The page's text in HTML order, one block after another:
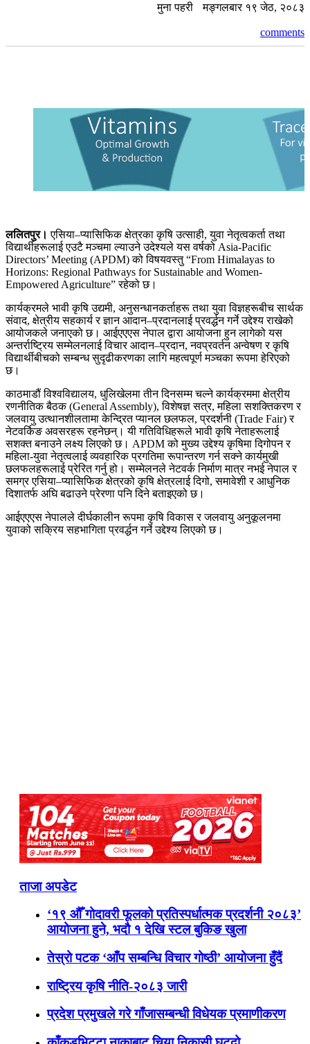
मुना पहरी मङ्गलबार १९ जेठ, २०८३
comments
ललितपुर। एसिया–प्यासिफिक क्षेत्रका कृषि उत्साही, युवा नेतृत्वकर्ता तथा
विद्यार्थीहरूलाई एउटै मञ्चमा ल्याउने उदेश्यले यस वर्षको Asia-Pacific
Directors’ Meeting (APDM) को विषयवस्तु “From Himalayas to
Horizons: Regional Pathways for Sustainable and Women-
Empowered Agriculture” रहेको छ।
कार्यक्रमले भावी कृषि उद्यमी, अनुसन्धानकर्ताहरू तथा युवा विज्ञहरूबीच सार्थक
संवाद, क्षेत्रीय सहकार्य र ज्ञान आदान–प्रदानलाई प्रवर्द्धन गर्ने उद्देश्य राखेको
आयोजकले जनाएको छ। आईएएएस नेपाल द्वारा आयोजना हुन लागेको यस
अन्तर्राष्ट्रिय सम्मेलनलाई विचार आदान–प्रदान, नवप्रवर्तन अन्वेषण र कृषि
विद्यार्थीबीचको सम्बन्ध सुदृढीकरणका लागि महत्वपूर्ण मञ्चका रूपमा हेरिएको
छ।
काठमाडौं विश्वविद्यालय, धुलिखेलमा तीन दिनसम्म चल्ने कार्यक्रममा क्षेत्रीय
रणनीतिक बैठक (General Assembly), विशेषज्ञ सत्र, महिला सशक्तिकरण र
जलवायु उत्थानशीलतामा केन्द्रित प्यानल छलफल, प्रदर्शनी (Trade Fair) र
नेटवर्किङ अवसरहरू रहनेछन्। यी गतिविधिहरूले भावी कृषि नेताहरूलाई
सशक्त बनाउने लक्ष्य लिएको छ। APDM को मुख्य उद्देश्य कृषिमा दिगोपन र
महिला-युवा नेतृत्वलाई व्यवहारिक प्रगतिमा रूपान्तरण गर्न सक्ने कार्यमुखी
छलफलहरूलाई प्रेरित गर्नु हो। सम्मेलनले नेटवर्क निर्माण मात्र नभई नेपाल र
समग्र एसिया–प्यासिफिक क्षेत्रको कृषि क्षेत्रलाई दिगो, समावेशी र आधुनिक
दिशातर्फ अघि बढाउने प्रेरणा पनि दिने बताइएको छ।
आईएएएस नेपालले दीर्घकालीन रूपमा कृषि विकास र जलवायु अनुकूलनमा
युवाको सक्रिय सहभागिता प्रवर्द्धन गर्ने उद्देश्य लिएको छ।
ताजा अपडेट
‘१९ औँ गोदावरी फूलको प्रतिस्पर्धात्मक प्रदर्शनी २०८३’
आयोजना हुने, भदौ १ देखि स्टल बुकिङ खुला
तेस्रो पटक ‘आँप सम्बन्धि विचार गोष्ठी’ आयोजना हुँदैं
राष्ट्रिय कृषि नीति-२०८३ जारी
प्रदेश प्रमुखले गरे गाँजासम्बन्धी विधेयक प्रमाणीकरण